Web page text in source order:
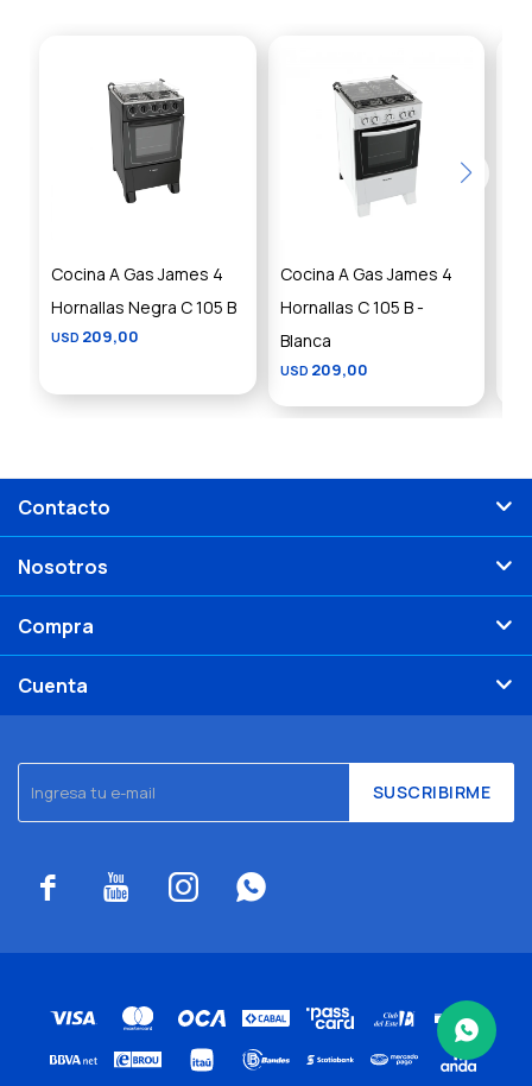
Cocina A Gas James 4
Hornallas Negra C 105 B
USD 209,00
Cocina A Gas James 4
Hornallas C 105 B -
Blanca
USD 209,00
SUSCRIBIRME
   
Contacto
Nosotros
Compra
Cuenta